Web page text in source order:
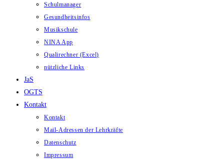
Schulmanager
Gesundheitsinfos
Musikschule
NINA App
Qualirechner (Excel)
nützliche Links
JaS
OGTS
Kontakt
Kontakt
Mail-Adressen der Lehrkräfte
Datenschutz
Impressum